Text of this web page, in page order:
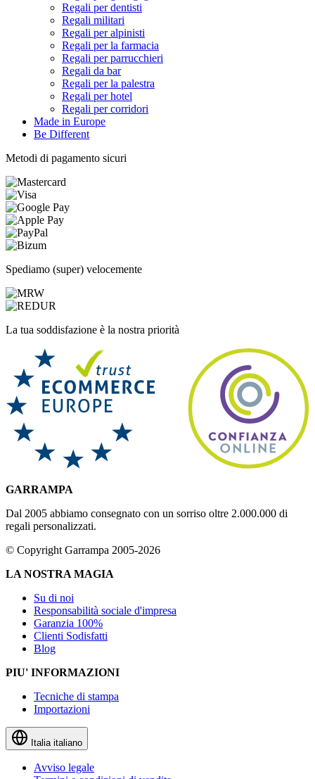
Regali per dentisti
Regali militari
Regali per alpinisti
Regali per la farmacia
Regali per parrucchieri
Regali da bar
Regali per la palestra
Regali per hotel
Regali per corridori
Made in Europe
Be Different
Metodi di pagamento sicuri
Spediamo (super) velocemente
La tua soddisfazione è la nostra priorità
GARRAMPA
Dal 2005 abbiamo consegnato con un sorriso oltre 2.000.000 di
regali personalizzati.
© Copyright Garrampa 2005-2026
LA NOSTRA MAGIA
Su di noi
Responsabilità sociale d'impresa
Garanzia 100%
Clienti Sodisfatti
Blog
PIU' INFORMAZIONI
Tecniche di stampa
Importazioni
Italia italiano
Avviso legale